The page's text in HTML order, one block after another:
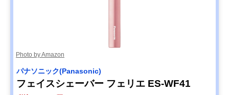
Photo by Amazon
パナソニック(Panasonic)
フェイスシェーバー フェリエ ES-WF41